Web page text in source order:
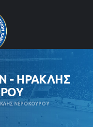
- ΗΡΑΚΛΗΣ
ΝΕΡΟΚΟΥΡΟΥ